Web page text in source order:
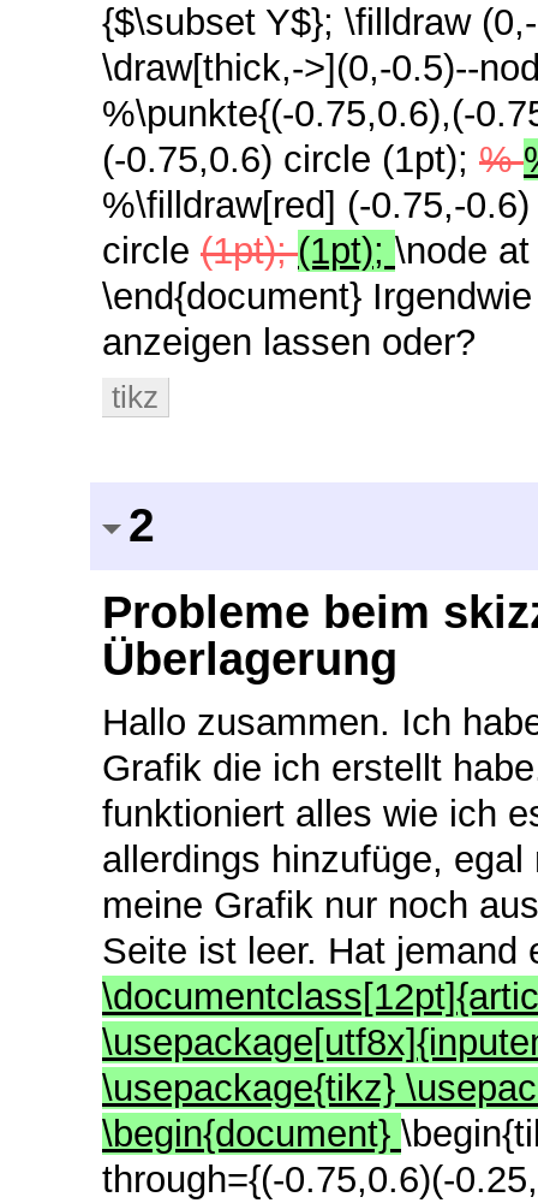
{$\subset Y$}; \filldraw
\draw[thick,->](0,-0.5)--
%\punkte{(-0.75,0.6),(-
(-0.75,0.6) circle (1pt); %
%\filldraw[red] (-0.75,-
circle (1pt);(1pt); \node
\end{document}
anzeigen lassen oder?
tikz
2
Probleme beim
Überlagerung
Hallo zusammen. Ich
Grafik die ich erstellt
funktioniert alles wie ich
allerdings hinzufüge,
meine Grafik nur noch
Seite ist leer. Hat jemand
\usepackage{tikz}
\begin{document}
through={(-0.75,0.6)(-